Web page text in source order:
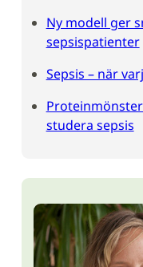
Ny modell ger
sepsispatienter
Sepsis – när
studera sepsis